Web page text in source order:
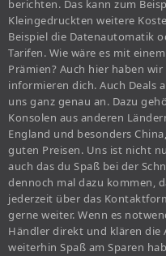
berichten. Das kann zum
Kleingedruckten weitere
Beispiel die Datenautomatik
Tarifen. Wie wäre es mit
Prämien? Auch hier haben
informieren dich. Auch Deals
uns ganz genau an. Dazu
Konsolen aus anderen
England und besonders
guten Preisen. Uns ist nicht
auch das du Spaß bei der
dennoch mal dazu kommen,
jederzeit über das
gerne weiter. Wenn es
Händler direkt und klären die
weiterhin Spaß am Sparen